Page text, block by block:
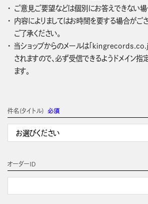
ご意見ご要望などは個別にお答えできない場
内容によりましてはお時間を要する場合がご
ご了承ください。
当ショップからのメールは「
されますので、必ず受信できるようドメイン
ます。
件名(タイトル) 必須
オーダーＩＤ